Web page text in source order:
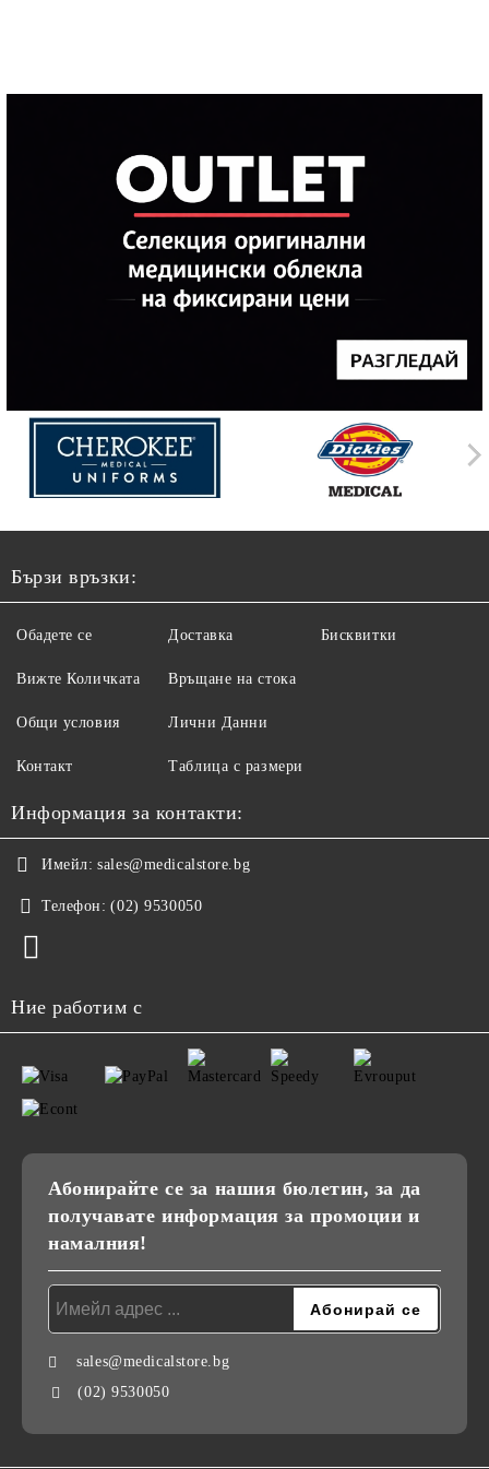
Бързи връзки:
Обадете се
Вижте Количката
Общи условия
Контакт
Доставка
Връщане на стока
Лични Данни
Таблица с размери
Бисквитки
Информация за контакти:
Имейл: sales@medicalstore.bg
Телефон: (02) 9530050
Ние работим с
Абонирайте се за нашия бюлетин, за да
получавате информация за промоции и
намалния!
sales@medicalstore.bg
(02) 9530050